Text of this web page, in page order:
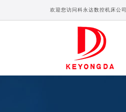
欢迎您访问科永达数控机床公司